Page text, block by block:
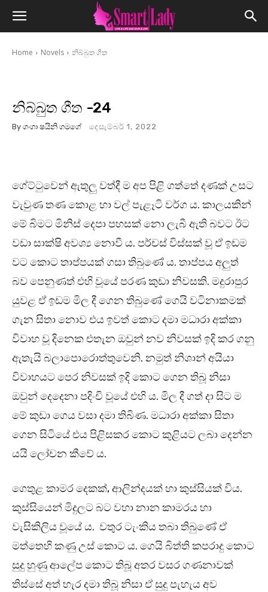
Home Novels නිබ්බුත ගීත
නිබ්බුත ගීත -24
By ගංගා ෂයිනි ගමගේ දෙසැම්බර් 1, 2022
ගේට්ටුවෙන් ඇතුලු වත්දී ම අප පිළි ගත්තේ දණක් උසට
වැවුණ තණ කොළ හා වල් පැළෑටි වර්ග ය. කාලයකින්
මේ බිමට මිනිස් දෙපා පහසක් නො ලැබී ඇති බවට ඊට
වඩා සාක්ෂි අවශ්‍ය නොවී ය. පර්චස් විස්සක් වූ ඒ ඉඩම
වට කොට තාප්පයක් ගසා තිබුණේ ය. තාප්පය අලුත්
බව පෙනුණත් එහි වූයේ පරණ කුඩා නිවසකි. මදුරාපුර
යුවළ ඒ ඉඩම මිල දී ගෙන තිබුණේ ගෙයි වටිනාකමක්
ගැන සිතා නොව එය ඉවත් කොට දමා මධාරා අක්කා
විවාහ වූ දිනෙක එතැන ඔවුන් නව නිවසක් ඉදි කර ගනු
ඇතැයි බලාපොරොත්තුවෙනි. නමුත් නිශාන් අයියා
විවාහයට පෙර නිවසක් ඉදි කොට ගෙන තිබූ නිසා
ඔවුන් දෙදෙනා පදිංචි වූයේ එහි ය. මිල දී ගත් දා සිට ම
මේ කුඩා ගෙය වසා දමා තිබිණ. මධාරා අක්කා සිතා
ගෙන සිටියේ එය පිළිසකර කොට කුළියට ලබා දෙන්න
යයි ලෝචන කීවේ ය.
ගෙතුළ කාමර දෙකක්, ආලින්දයක් හා කුස්සියක් විය.
කුස්සියෙන් මිදුලට බට වහා නාන කාමරය හා
වැසිකිලිය වූයේ ය. වතුර ටැංකිය තබා තිබුණේ ඒ
මත්තෙහි කණු උස් කොට ය. ගෙයි බිත්ති කපරාදු කොට
සුදු හුණු ආලේප කොට තිබූ අතර වසර ගණනාවක්
තිස්සේ අත් හැර දමා තිබූ නිසා ඒ සුදු පැහැය අව